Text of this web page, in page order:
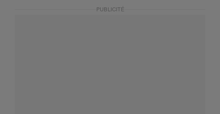
PUBLICITÉ